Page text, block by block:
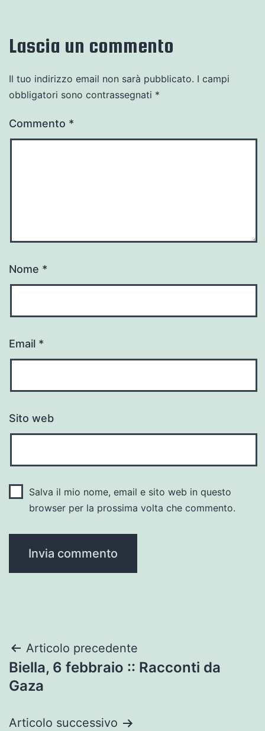
Lascia un commento
Il tuo indirizzo email non sarà pubblicato. I campi
obbligatori sono contrassegnati *
Commento *
Nome *
Email *
Sito web
Salva il mio nome, email e sito web in questo
browser per la prossima volta che commento.
Navigazione
articoli
Articolo precedente
Biella, 6 febbraio :: Racconti da
Gaza
Articolo successivo